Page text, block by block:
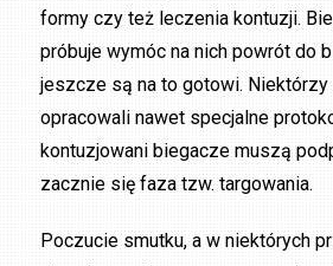
formy czy też leczenia kontuzji.
próbuje wymóc na nich powrót do
jeszcze są na to gotowi.
opracowali nawet specjalne
kontuzjowani biegacze muszą
zacznie się faza tzw. targowania.
Poczucie smutku, a w niektórych